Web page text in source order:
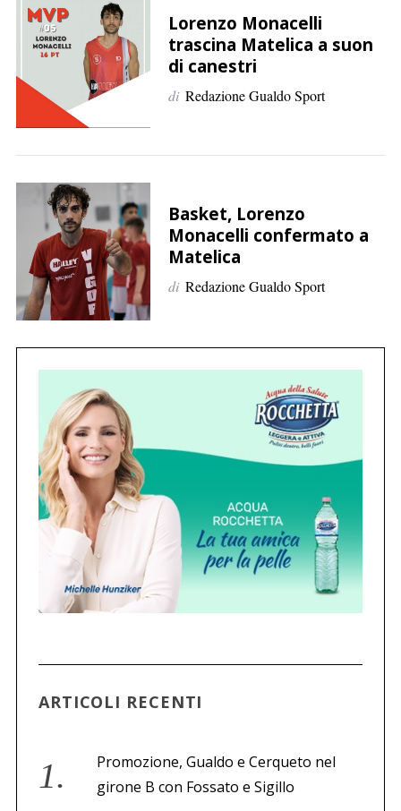
r
:
Lorenzo Monacelli
trascina Matelica a suon
di canestri
di Redazione Gualdo Sport
Basket, Lorenzo
Monacelli confermato a
Matelica
di Redazione Gualdo Sport
ARTICOLI RECENTI
Promozione, Gualdo e Cerqueto nel
girone B con Fossato e Sigillo
C
e
r
p
e
r
: